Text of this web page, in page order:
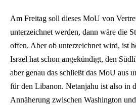
Am Freitag soll dieses MoU von
unterzeichnet werden, dann wäre die
offen. Aber ob unterzeichnet wird, ist
Israel hat schon angekündigt, den
aber genau das schließt das MoU aus
für den Libanon. Netanjahu ist also in
Annäherung zwischen Washington